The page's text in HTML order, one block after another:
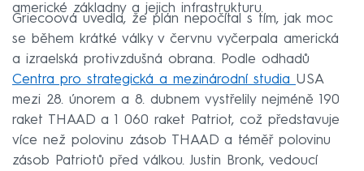
americké základny a jejich infrastrukturu.
Griecoová uvedla, že plán nepočítal s tím, jak moc
se během krátké války v červnu vyčerpala americká
a izraelská protivzdušná obrana. Podle odhadů
Centra pro strategická a mezinárodní studia USA
mezi 28. únorem a 8. dubnem vystřelily nejméně 190
raket THAAD a 1 060 raket Patriot, což představuje
více než polovinu zásob THAAD a téměř polovinu
zásob Patriotů před válkou. Justin Bronk, vedoucí